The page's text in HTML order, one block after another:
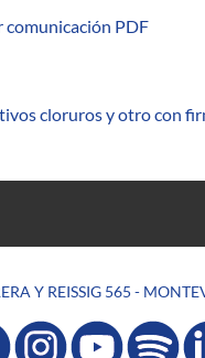
comunicación PDF
cloruros y otro con
Y REISSIG 565 -